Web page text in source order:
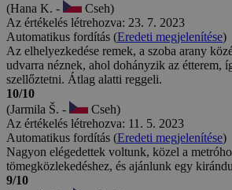
(Hana K. -
Cseh)
Az értékelés létrehozva: 23. 7. 2023
Automatikus fordítás (Eredeti megjelenítése)
Az elhelyezkedése remek, a szoba arany
udvarra néznek, ahol dohányzik az étterem,
szellőztetni. Átlag alatti reggeli.
10/10
(Jarmila Š. -
Cseh)
Az értékelés létrehozva: 11. 5. 2023
Automatikus fordítás (Eredeti megjelenítése)
Nagyon elégedettek voltunk, közel a
tömegközlekedéshez, és ajánlunk egy
9/10